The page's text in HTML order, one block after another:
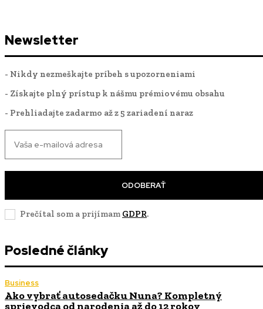
Newsletter
- Nikdy nezmeškajte príbeh s upozorneniami
- Získajte plný prístup k nášmu prémiovému obsahu
- Prehliadajte zadarmo až z 5 zariadení naraz
ODOBERAŤ
Prečítal som a prijímam GDPR.
Posledné články
Business
Ako vybrať autosedačku Nuna? Kompletný
sprievodca od narodenia až do 12 rokov